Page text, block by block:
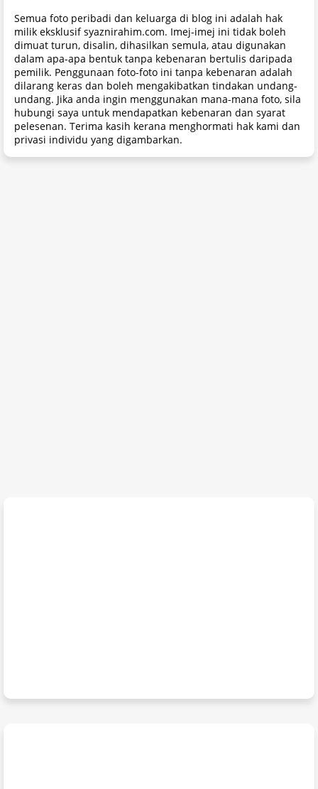
Semua foto peribadi dan keluarga di blog ini adalah hak
milik eksklusif syaznirahim.com. Imej-imej ini tidak boleh
dimuat turun, disalin, dihasilkan semula, atau digunakan
dalam apa-apa bentuk tanpa kebenaran bertulis daripada
pemilik. Penggunaan foto-foto ini tanpa kebenaran adalah
dilarang keras dan boleh mengakibatkan tindakan undang-
undang. Jika anda ingin menggunakan mana-mana foto, sila
hubungi saya untuk mendapatkan kebenaran dan syarat
pelesenan. Terima kasih kerana menghormati hak kami dan
privasi individu yang digambarkan.